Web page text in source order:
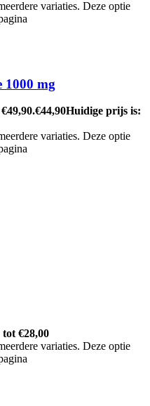
variaties. Deze optie
1000 mg
€44,90Huidige prijs is:
variaties. Deze optie
€28,00
variaties. Deze optie